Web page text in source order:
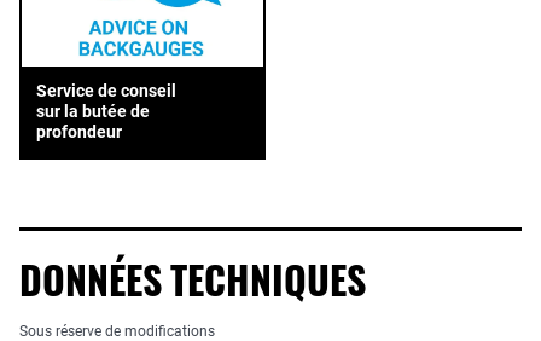
Service de conseil
sur la butée de
profondeur
DONNÉES TECHNIQUES
Sous réserve de modifications